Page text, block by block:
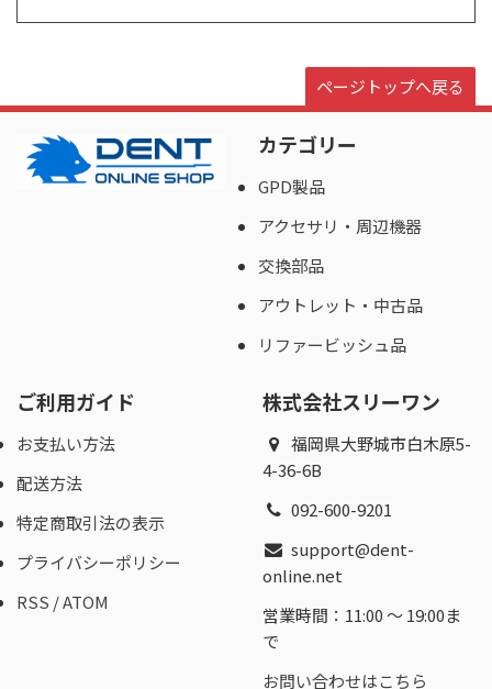
ページトップへ戻る
カテゴリー
GPD製品
アクセサリ・周辺機器
交換部品
アウトレット・中古品
リファービッシュ品
ご利用ガイド
お支払い方法
配送方法
特定商取引法の表示
プライバシーポリシー
RSS /ATOM
株式会社スリーワン
福岡県大野城市白木原5-
4-36-6B
092-600-9201
support@dent-
online.net
営業時間：11:00 〜 19:00ま
で
お問い合わせはこちら